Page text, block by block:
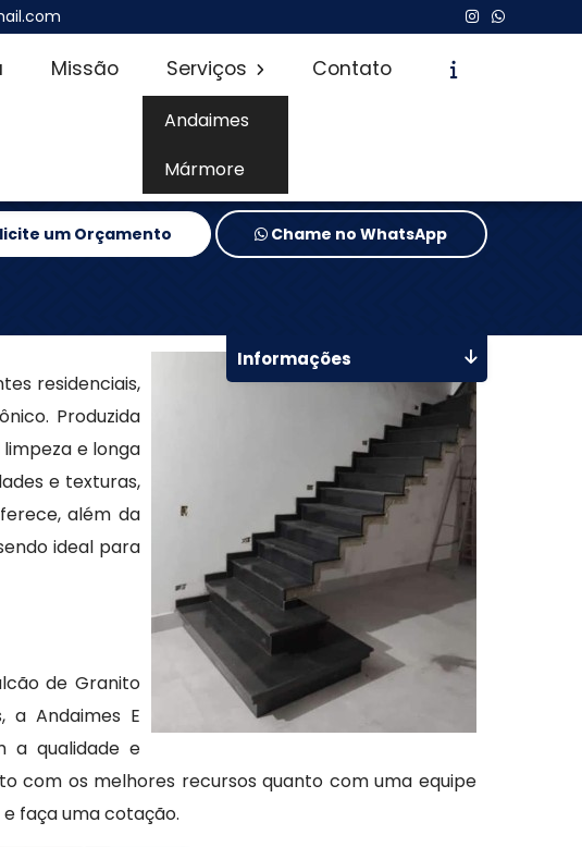
Missão Serviços
Andaimes
Mármore
Contato
um Orçamento Chame no WhatsApp
residenciais,
Produzida
e longa
e texturas,
além da
ideal para
de Granito
a Andaimes E
a qualidade e
com os melhores recursos quanto com uma equipe
faça uma cotação.
Informações